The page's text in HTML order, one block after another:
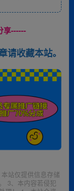
享------
请收藏本站。
站仅提供信息存储
3、本内容若侵犯